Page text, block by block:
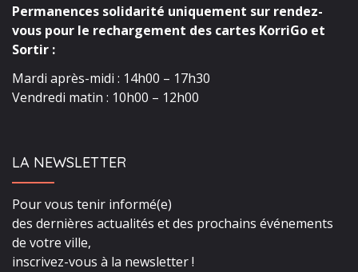
Permanences solidarité uniquement sur rendez-
vous pour le rechargement des cartes KorriGo et
Sortir :
Mardi après-midi : 14h00 – 17h30
Vendredi matin : 10h00 – 12h00
LA NEWSLETTER
Pour vous tenir informé(e)
des dernières actualités et des prochains événements
de votre ville,
inscrivez-vous à la newsletter !